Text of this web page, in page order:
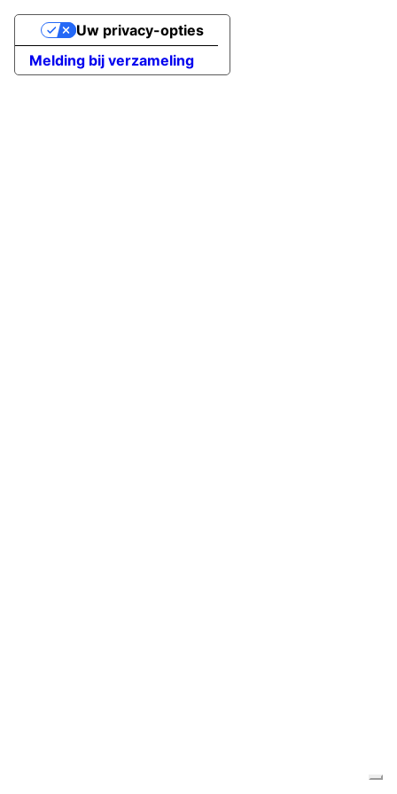
Melding bij verzameling
Uw privacy-opties